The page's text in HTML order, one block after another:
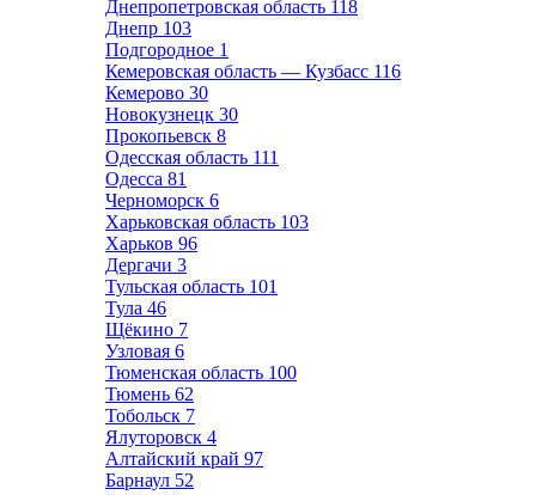
Днепропетровская область 118
Днепр 103
Подгородное 1
Кемеровская область — Кузбасс 116
Кемерово 30
Новокузнецк 30
Прокопьевск 8
Одесская область 111
Одесса 81
Черноморск 6
Харьковская область 103
Харьков 96
Дергачи 3
Тульская область 101
Тула 46
Щёкино 7
Узловая 6
Тюменская область 100
Тюмень 62
Тобольск 7
Ялуторовск 4
Алтайский край 97
Барнаул 52